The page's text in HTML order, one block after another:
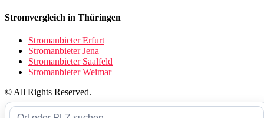
Stromvergleich in Thüringen
Stromanbieter Erfurt
Stromanbieter Jena
Stromanbieter Saalfeld
Stromanbieter Weimar
© All Rights Reserved.